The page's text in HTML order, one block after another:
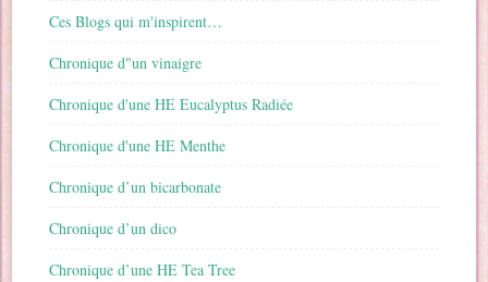
Ces Blogs qui m'inspirent…
Chronique d"un vinaigre
Chronique d'une HE Eucalyptus Radiée
Chronique d'une HE Menthe
Chronique d’un bicarbonate
Chronique d’un dico
Chronique d’une HE Tea Tree